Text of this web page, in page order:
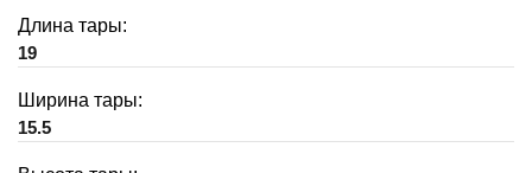
Длина тары:
19
Ширина тары:
15.5